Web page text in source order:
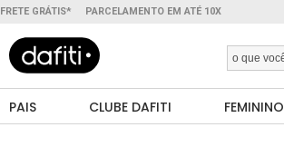
FRETE GRÁTIS* PARCELAMENTO EM ATÉ 10X
PAIS CLUBE DAFITI FEMININO